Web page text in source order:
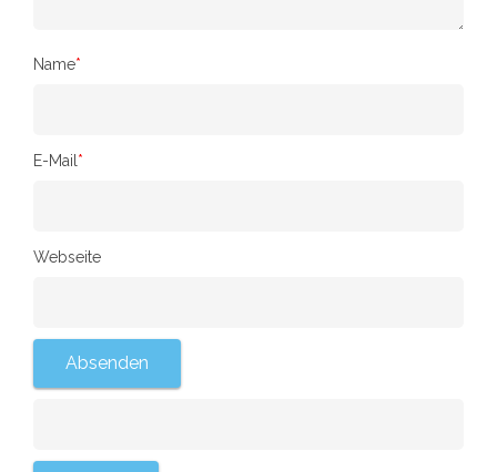
Name*
E-Mail *
Webseite